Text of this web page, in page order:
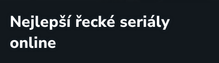
Nejlepší řecké seriály
online